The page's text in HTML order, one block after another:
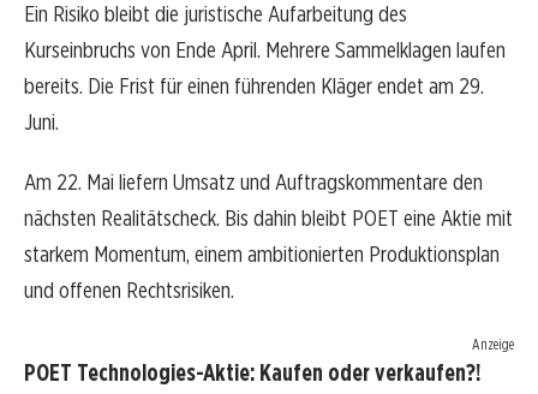
Ein Risiko bleibt die juristische Aufarbeitung des
Kurseinbruchs von Ende April. Mehrere Sammelklagen laufen
bereits. Die Frist für einen führenden Kläger endet am 29.
Juni.
Am 22. Mai liefern Umsatz und Auftragskommentare den
nächsten Realitätscheck. Bis dahin bleibt POET eine Aktie mit
starkem Momentum, einem ambitionierten Produktionsplan
und offenen Rechtsrisiken.
Anzeige
POET Technologies-Aktie: Kaufen oder verkaufen?!